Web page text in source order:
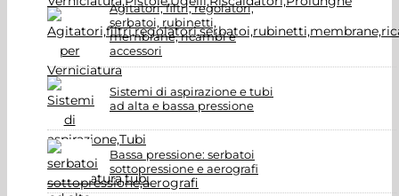
Agitatori, filtri, regolatori,
serbatoi, rubinetti,
membrane, ricambi e
accessori
Sistemi di aspirazione e tubi
ad alta e bassa pressione
Bassa pressione: serbatoi
sottopressione e aerografi